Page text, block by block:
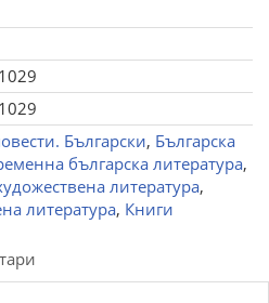
Български, Българска
българска литература,
литература,
литература, Книги